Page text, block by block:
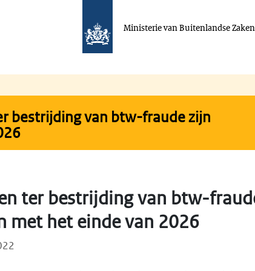
Ministerie van Buitenlandse Zaken
bestrijding van btw-fraude zijn
ter bestrijding van btw-
met het einde van 2026